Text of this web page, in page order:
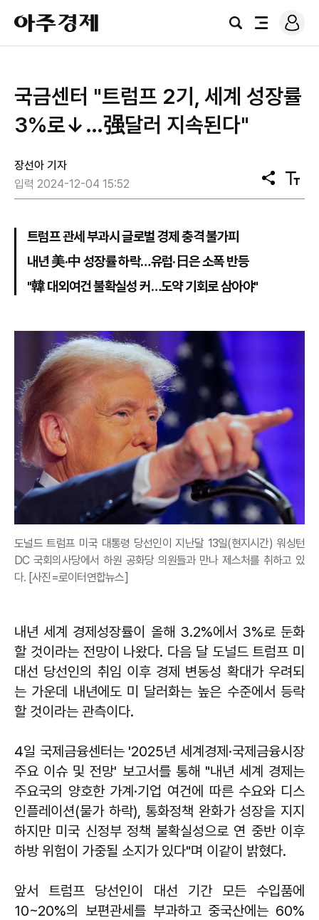
아
주
경
검
전
로
그
국금센터 "트럼프 2기, 세계 성장률
3%로↓…强달러 지속된다"
장선아 기자
입력 2024-12-04 15:52
공
유
텍
스
트럼프 관세 부과시 글로벌 경제 충격 불가피
내년 美·中 성장률 하락…유럽·日은 소폭 반등
"韓 대외여건 불확실성 커…도약 기회로 삼아야"
도널드 트럼프 미국 대통령 당선인이 지난달 13일(현지시간) 워싱턴
DC 국회의사당에서 하원 공화당 의원들과 만나 제스처를 취하고 있
다. [사진=로이터연합뉴스]
내년 세계 경제성장률이 올해 3.2%에서 3%로 둔화
할 것이라는 전망이 나왔다. 다음 달 도널드 트럼프 미
대선 당선인의 취임 이후 경제 변동성 확대가 우려되
는 가운데 내년에도 미 달러화는 높은 수준에서 등락
할 것이라는 관측이다.
4일 국제금융센터는 '2025년 세계경제·국제금융시장
주요 이슈 및 전망' 보고서를 통해 "내년 세계 경제는
주요국의 양호한 가계·기업 여건에 따른 수요와 디스
인플레이션(물가 하락), 통화정책 완화가 성장을 지지
하지만 미국 신정부 정책 불확실성으로 연 중반 이후
하방 위험이 가중될 소지가 있다"며 이같이 밝혔다.
앞서 트럼프 당선인이 대선 기간 모든 수입품에
10~20%의 보편관세를 부과하고 중국산에는 60%